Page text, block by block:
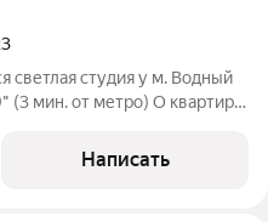
светлая студия у м. Водный
(3 мин. от метро) О квартире:
и есть возможность
Написать